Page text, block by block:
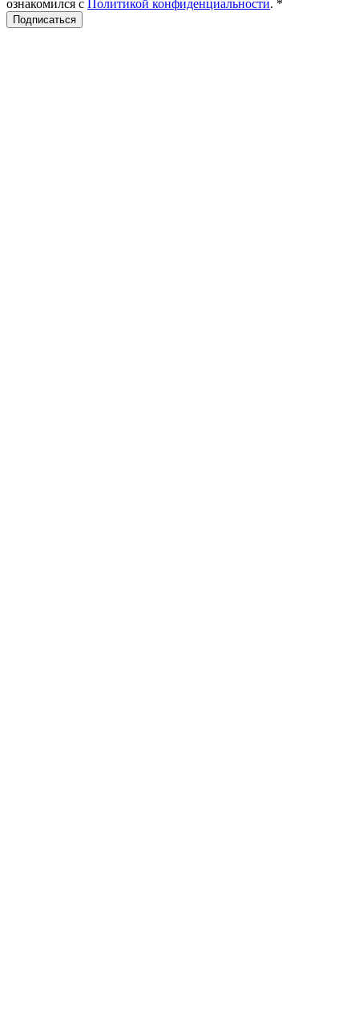
ознакомился с Политикой конфиденциальности. *
Подписаться